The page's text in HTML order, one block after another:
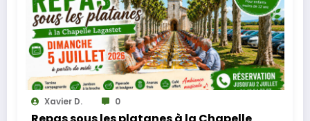
Xavier D. 0